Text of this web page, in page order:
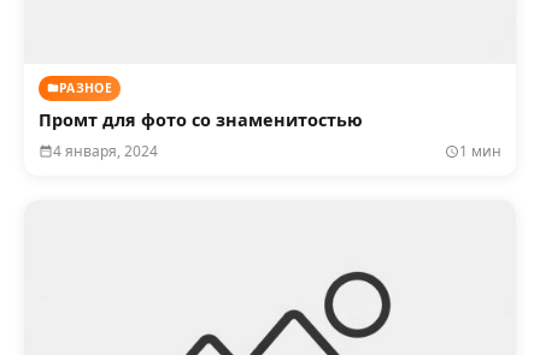
РАЗНОЕ
Промт для фото со знаменитостью
4 января, 2024 1 мин